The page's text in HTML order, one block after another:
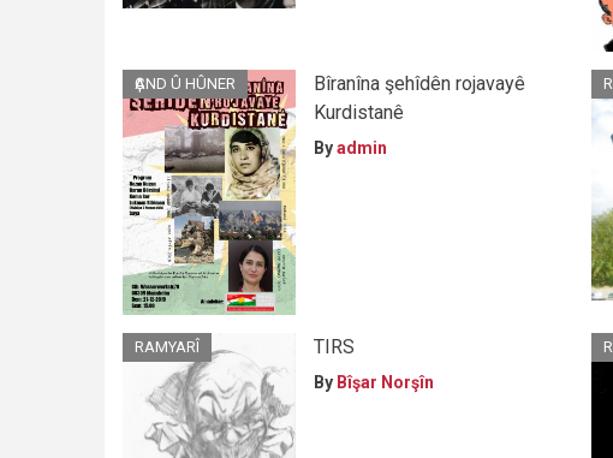
ҪAND Û HÛNER
Bîranîna şehîdên rojavayê
Kurdistanê
Byadmin
RAMYARÎ TIRS
By Bîşar Norşîn